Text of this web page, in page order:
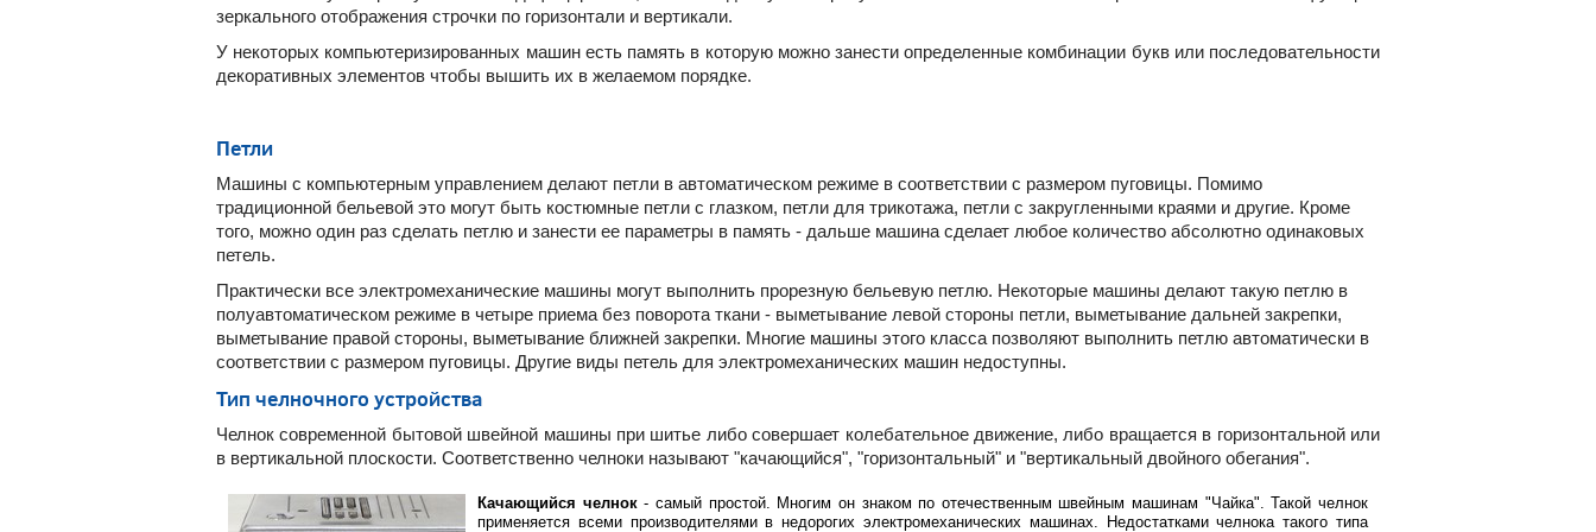
зеркального отображения строчки по горизонтали и вертикали.
У некоторых компьютеризированных машин есть память в которую можно занести определенные комбинации букв или последовательности
декоративных элементов чтобы вышить их в желаемом порядке.
Петли
Машины с компьютерным управлением делают петли в автоматическом режиме в соответствии с размером пуговицы. Помимо
традиционной бельевой это могут быть костюмные петли с глазком, петли для трикотажа, петли с закругленными краями и другие. Кроме
того, можно один раз сделать петлю и занести ее параметры в память - дальше машина сделает любое количество абсолютно одинаковых
петель.
Практически все электромеханические машины могут выполнить прорезную бельевую петлю. Некоторые машины делают такую петлю в
полуавтоматическом режиме в четыре приема без поворота ткани - выметывание левой стороны петли, выметывание дальней закрепки,
выметывание правой стороны, выметывание ближней закрепки. Многие машины этого класса позволяют выполнить петлю автоматически в
соответствии с размером пуговицы. Другие виды петель для электромеханических машин недоступны.
Тип челночного устройства
Челнок современной бытовой швейной машины при шитье либо совершает колебательное движение, либо вращается в горизонтальной или
в вертикальной плоскости. Соответственно челноки называют "качающийся", "горизонтальный" и "вертикальный двойного обегания".
Качающийся челнок- самый простой. Многим он знаком по отечественным швейным машинам "Чайка". Такой челнок
применяется всеми производителями в недорогих электромеханических машинах. Недостатками челнока такого типа